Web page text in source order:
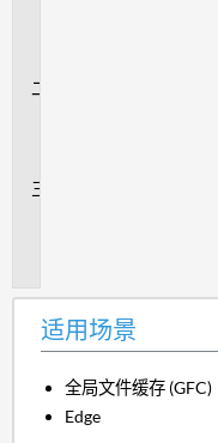
适用场景
全局文件缓存 (GFC)
Edge